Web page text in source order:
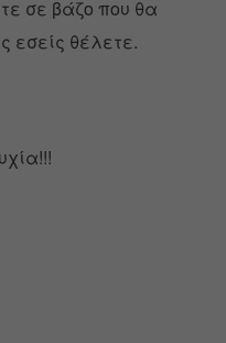
σε βάζο που θα
εσείς θέλετε.